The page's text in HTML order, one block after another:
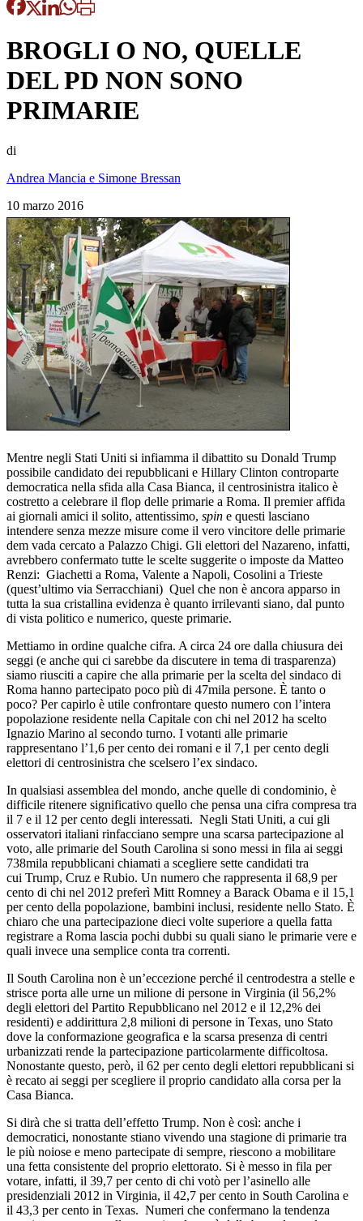
BROGLI O NO, QUELLE
DEL PD NON SONO
PRIMARIE
di
Andrea Mancia e Simone Bressan
10 marzo 2016
Mentre negli Stati Uniti si infiamma il dibattito su Donald Trump
possibile candidato dei repubblicani e Hillary Clinton controparte
democratica nella sfida alla Casa Bianca, il centrosinistra italico è
costretto a celebrare il flop delle primarie a Roma. Il premier affida
ai giornali amici il solito, attentissimo, spin e questi lasciano
intendere senza mezze misure come il vero vincitore delle primarie
dem vada cercato a Palazzo Chigi. Gli elettori del Nazareno, infatti,
avrebbero confermato tutte le scelte suggerite o imposte da Matteo
Renzi: Giachetti a Roma, Valente a Napoli, Cosolini a Trieste
(quest’ultimo via Serracchiani) Quel che non è ancora apparso in
tutta la sua cristallina evidenza è quanto irrilevanti siano, dal punto
di vista politico e numerico, queste primarie.
Mettiamo in ordine qualche cifra. A circa 24 ore dalla chiusura dei
seggi (e anche qui ci sarebbe da discutere in tema di trasparenza)
siamo riusciti a capire che alla primarie per la scelta del sindaco di
Roma hanno partecipato poco più di 47mila persone. È tanto o
poco? Per capirlo è utile confrontare questo numero con l’intera
popolazione residente nella Capitale con chi nel 2012 ha scelto
Ignazio Marino al secondo turno. I votanti alle primarie
rappresentano l’1,6 per cento dei romani e il 7,1 per cento degli
elettori di centrosinistra che scelsero l’ex sindaco.
In qualsiasi assemblea del mondo, anche quelle di condominio, è
difficile ritenere significativo quello che pensa una cifra compresa tra
il 7 e il 12 per cento degli interessati. Negli Stati Uniti, a cui gli
osservatori italiani rinfacciano sempre una scarsa partecipazione al
voto, alle primarie del South Carolina si sono messi in fila ai seggi
738mila repubblicani chiamati a scegliere sette candidati tra
cui Trump, Cruz e Rubio. Un numero che rappresenta il 68,9 per
cento di chi nel 2012 preferì Mitt Romney a Barack Obama e il 15,1
per cento della popolazione, bambini inclusi, residente nello Stato. È
chiaro che una partecipazione dieci volte superiore a quella fatta
registrare a Roma lascia pochi dubbi su quali siano le primarie vere e
quali invece una semplice conta tra correnti.
Il South Carolina non è un’eccezione perché il centrodestra a stelle e
strisce porta alle urne un milione di persone in Virginia (il 56,2%
degli elettori del Partito Repubblicano nel 2012 e il 12,2% dei
residenti) e addirittura 2,8 milioni di persone in Texas, uno Stato
dove la conformazione geografica e la scarsa presenza di centri
urbanizzati rende la partecipazione particolarmente difficoltosa.
Nonostante questo, però, il 62 per cento degli elettori repubblicani si
è recato ai seggi per scegliere il proprio candidato alla corsa per la
Casa Bianca.
Si dirà che si tratta dell’effetto Trump. Non è così: anche i
democratici, nonostante stiano vivendo una stagione di primarie tra
le più noiose e meno partecipate di sempre, riescono a mobilitare
una fetta consistente del proprio elettorato. Si è messo in fila per
votare, infatti, il 39,7 per cento di chi votò per l’asinello alle
presidenziali 2012 in Virginia, il 42,7 per cento in South Carolina e
il 43,3 per cento in Texas. Numeri che confermano la tendenza